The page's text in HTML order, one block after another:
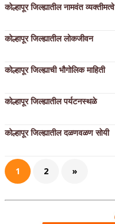
कोल्हापूर जिल्ह्यातील नामवंत व्यक्तीमत्वे
कोल्हापूर जिल्ह्यातील लोकजीवन
कोल्हापूर जिल्ह्याची भौगोलिक माहिती
कोल्हापूर जिल्ह्यातील पर्यटनस्थळे
कोल्हापूर जिल्ह्यातील दळणवळण सोयी
1 2 »